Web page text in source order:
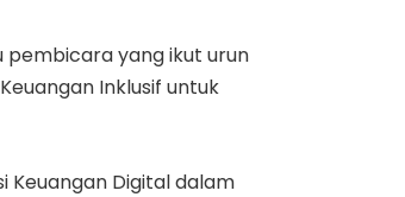
pembicara yang ikut urun
Inklusif untuk
Keuangan Digital dalam